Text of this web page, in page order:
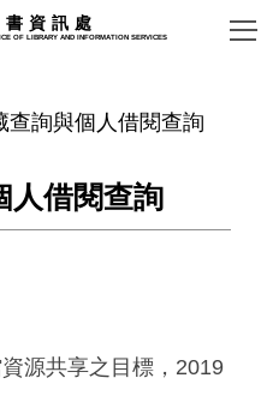
書資訊處
OF LIBRARY AND INFORMATION SERVICES
查詢與個人借閱查詢
人借閱查詢
源共享之目標，2019